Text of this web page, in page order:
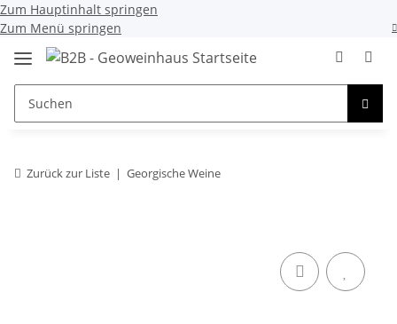
Zum Hauptinhalt springen
Zum Menü springen
Zurück zur Liste Georgische Weine